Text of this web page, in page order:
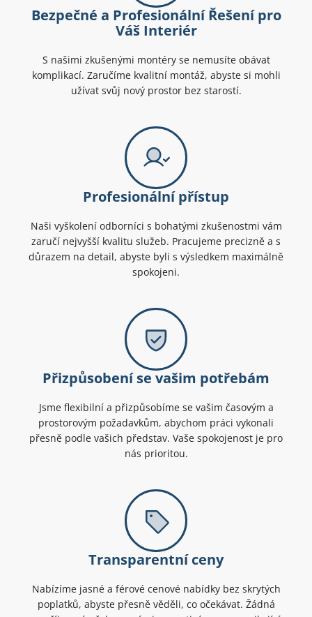
Bezpečné a Profesionální Řešení pro
Váš Interiér
S našimi zkušenými montéry se nemusíte obávat
komplikací. Zaručíme kvalitní montáž, abyste si mohli
užívat svůj nový prostor bez starostí.
Profesionální přístup
Naši vyškolení odborníci s bohatými zkušenostmi vám
zaručí nejvyšší kvalitu služeb. Pracujeme precizně a s
důrazem na detail, abyste byli s výsledkem maximálně
spokojeni.
Přizpůsobení se vašim potřebám
Jsme flexibilní a přizpůsobíme se vašim časovým a
prostorovým požadavkům, abychom práci vykonali
přesně podle vašich představ. Vaše spokojenost je pro
nás prioritou.
Transparentní ceny
Nabízíme jasné a férové cenové nabídky bez skrytých
poplatků, abyste přesně věděli, co očekávat. Žádná